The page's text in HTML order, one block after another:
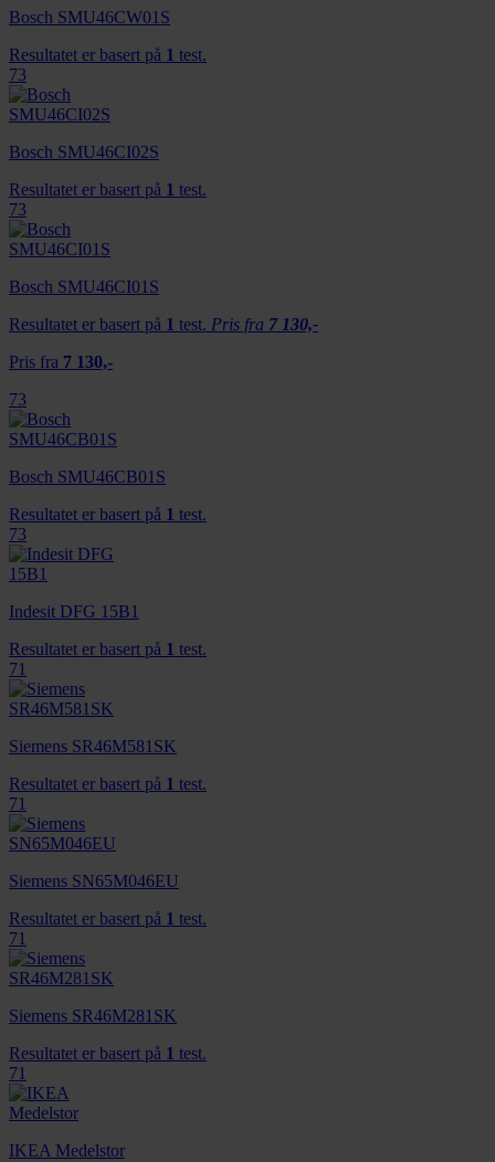
Bosch SMU46CW01S
Resultatet er basert på 1 test.
73
Bosch SMU46CI02S
Resultatet er basert på 1 test.
73
Bosch SMU46CI01S
Resultatet er basert på 1 test. Pris fra 7 130,-
Pris fra 7 130,-
73
Bosch SMU46CB01S
Resultatet er basert på 1 test.
73
Indesit DFG 15B1
Resultatet er basert på 1 test.
71
Siemens SR46M581SK
Resultatet er basert på 1 test.
71
Siemens SN65M046EU
Resultatet er basert på 1 test.
71
Siemens SR46M281SK
Resultatet er basert på 1 test.
71
IKEA Medelstor